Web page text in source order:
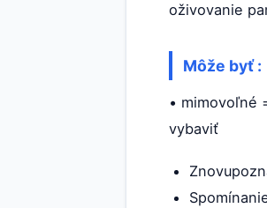
oživovanie
Môže byť :
• mimovoľné
vybaviť